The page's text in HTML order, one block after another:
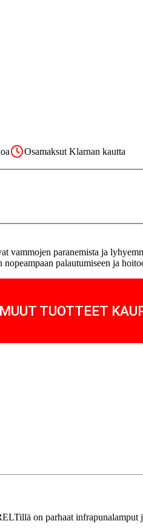
Osamaksut Klarnan kautta
paranemista ja
palautumiseen ja
TUOTTEET
on parhaat